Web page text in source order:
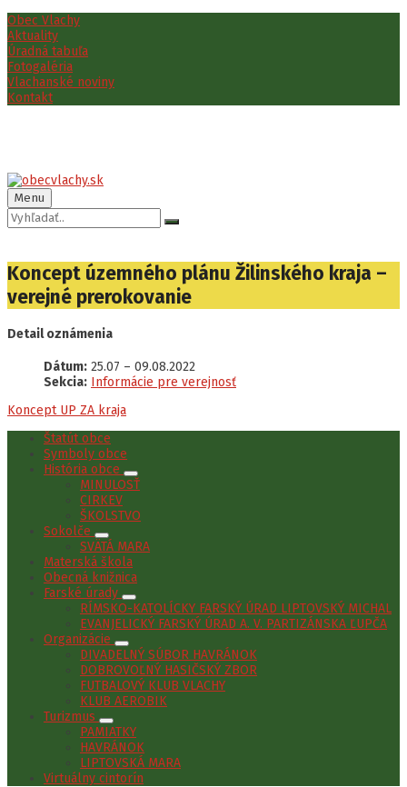
Preskočiť
na
obsah
Preskočiť
na
ľavý
panel
Preskočiť
na
pätičku
Obec Vlachy
Aktuality
Úradná tabuľa
Fotogaléria
Vlachanské noviny
Kontakt
Menu
Vyhľadávanie:
Koncept územného plánu Žilinského kraja –
verejné prerokovanie
Detail oznámenia
Dátum: 25.07 – 09.08.2022
Sekcia: Informácie pre verejnosť
Koncept UP ZA kraja
Štatút obce
Symboly obce
História obce
MINULOSŤ
CIRKEV
ŠKOLSTVO
Sokolče
SVÄTÁ MARA
Materská škola
Obecná knižnica
Farské úrady
RÍMSKO-KATOLÍCKY FARSKÝ ÚRAD LIPTOVSKÝ MICHAL
EVANJELICKÝ FARSKÝ ÚRAD A. V. PARTIZÁNSKA ĽUPČA
Organizácie
DIVADELNÝ SÚBOR HAVRÁNOK
DOBROVOĽNÝ HASIČSKÝ ZBOR
FUTBALOVÝ KLUB VLACHY
KLUB AEROBIK
Turizmus
PAMIATKY
HAVRÁNOK
LIPTOVSKÁ MARA
Virtuálny cintorín